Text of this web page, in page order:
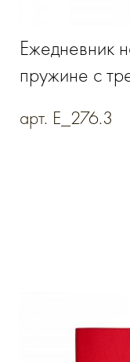
Ежедневник
пружине с
держателем
арт. E_276.3